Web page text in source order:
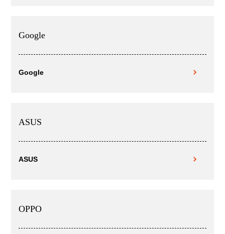
Google
Google
ASUS
ASUS
OPPO